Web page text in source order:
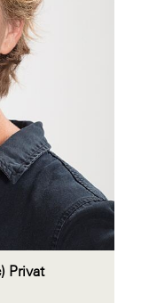
Privat